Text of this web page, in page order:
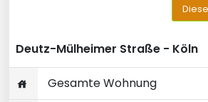
Deutz-Mülheimer Straße - Köln
Gesamte Wohnung